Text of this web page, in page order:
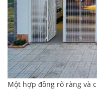
Một hợp đồng rõ ràng và